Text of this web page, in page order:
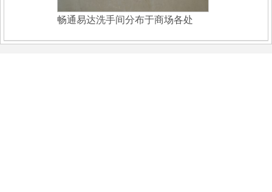
畅通易达洗手间分布于商场各处